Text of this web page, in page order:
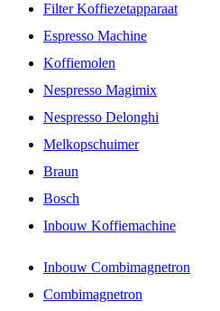
Filter Koffiezetapparaat
Espresso Machine
Koffiemolen
Nespresso Magimix
Nespresso Delonghi
Melkopschuimer
Braun
Bosch
Inbouw Koffiemachine
Inbouw Combimagnetron
Combimagnetron